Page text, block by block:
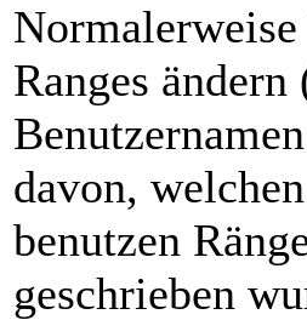
Ranges
davon,
benutzen
geschrieben